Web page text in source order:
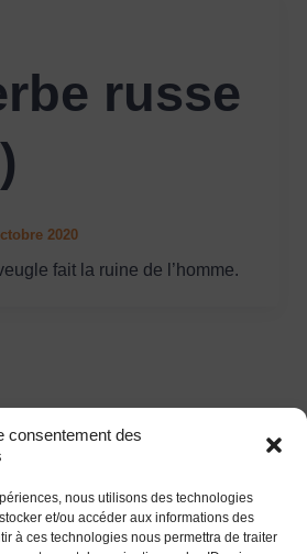
consentement des
nous utilisons des technologies
et/ou accéder aux informations des
à ces technologies nous permettra de traiter
russe
2020
fait la ruine de l’homme.
Informations légales